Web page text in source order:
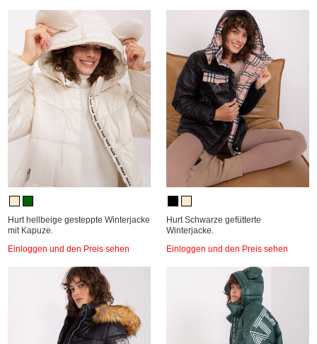
Hurt hellbeige gesteppte Winterjacke
mit Kapuze.
Einloggen und den Preis sehen
Hurt Schwarze gefütterte
Winterjacke.
Einloggen und den Preis sehen